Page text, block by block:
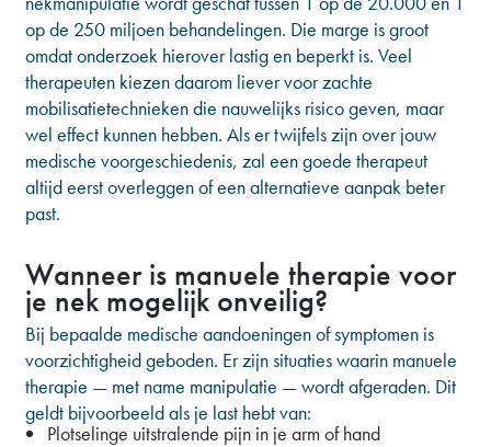
op de 250 miljoen behandelingen. Die marge is groot
omdat onderzoek hierover lastig en beperkt is. Veel
therapeuten kiezen daarom liever voor zachte
mobilisatietechnieken die nauwelijks risico geven, maar
wel effect kunnen hebben. Als er twijfels zijn over jouw
medische voorgeschiedenis, zal een goede therapeut
altijd eerst overleggen of een alternatieve aanpak beter
past.
Wanneer is manuele therapie voor
je nek mogelijk onveilig?
Bij bepaalde medische aandoeningen of symptomen is
voorzichtigheid geboden. Er zijn situaties waarin manuele
therapie — met name manipulatie — wordt afgeraden. Dit
geldt bijvoorbeeld als je last hebt van:
Plotselinge uitstralende pijn in je arm of hand